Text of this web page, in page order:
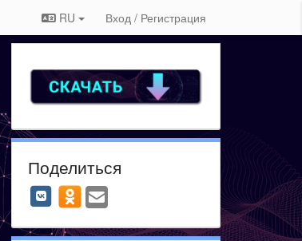
RU Вход / Регистрация
Поделиться